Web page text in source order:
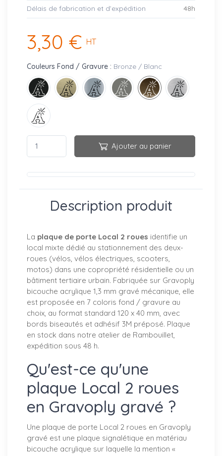
Délais de fabrication et d’expédition 48h
3,30 € HT
Couleurs Fond / Gravure : Bronze / Blanc
Ajouter au panier
Description produit
La plaque de porte Local 2 roues identifie un
local mixte dédié au stationnement des deux-
roues (vélos, vélos électriques, scooters,
motos) dans une copropriété résidentielle ou un
bâtiment tertiaire urbain. Fabriquée sur Gravoply
bicouche acrylique 1,3 mm gravé mécanique, elle
est proposée en 7 coloris fond / gravure au
choix, au format standard 120 x 40 mm, avec
bords biseautés et adhésif 3M préposé. Plaque
en stock dans notre atelier de Rambouillet,
expédition sous 48 h.
Qu'est-ce qu'une
plaque Local 2 roues
en Gravoply gravé ?
Une plaque de porte Local 2 roues en Gravoply
gravé est une plaque signalétique en matériau
bicouche acrylique sur laquelle la mention «